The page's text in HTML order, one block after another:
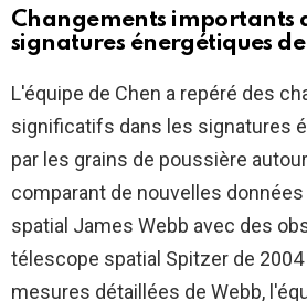
Changements importants
signatures énergétiques
L'équipe de Chen a repéré des
significatifs dans les signatures
par les grains de poussière
comparant de nouvelles données
spatial James Webb avec des
télescope spatial Spitzer de 2004
mesures détaillées de Webb,